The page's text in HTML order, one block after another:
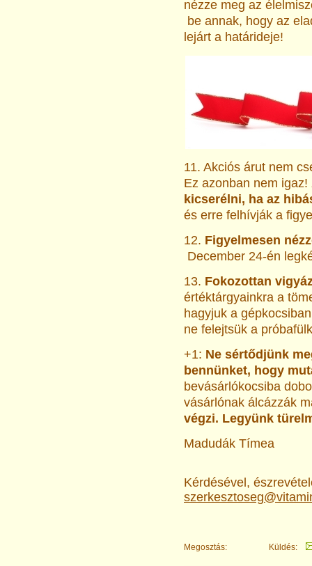
nézze meg az
be annak, hogy az
lejárt a határideje!
11. Akciós árut nem
Ez azonban nem igaz!
kicserélni, ha az
és erre felhívják a
12. Figyelmesen
December 24-én
13. Fokozottan
értéktárgyainkra a
hagyjuk a
ne felejtsük a
+1: Ne sértődjünk
bennünket, hogy
bevásárlókocsiba
vásárlónak álcázzák
végzi. Legyünk
Madudák Tímea
Kérdésével,
Megosztás: Küldés: